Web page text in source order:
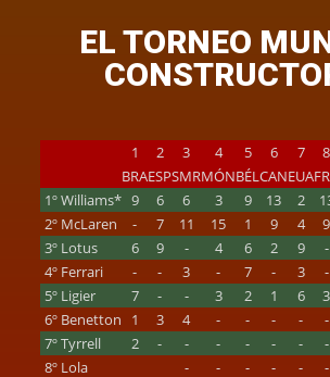
EL TORNEO
1 2 3 4 5 6 7 8
BRAESPSMRMÓNBÉLCANEUA
1ºWilliams* 9 6 6 3 9 13 2
2º McLaren - 7 11 15 1 9 4 9
3º Lotus 6 9 - 4 6 2 9 -
4º Ferrari - - 3 - 7 - 3 -
5º Ligier 7 - - 3 2 1 6 3
6º Benetton 1 3 4 - - - - -
7ºTyrrell 2 - - - - - - -
8º Lola - - - - - -